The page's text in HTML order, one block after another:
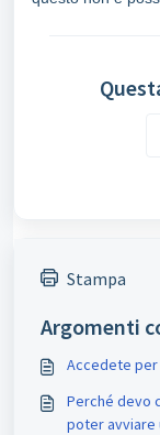
Stampa
Argomenti
Accedete per
Perché devo
poter avviare